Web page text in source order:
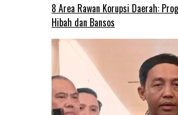
8 Area Rawan Korupsi Daerah:
Hibah dan Bansos